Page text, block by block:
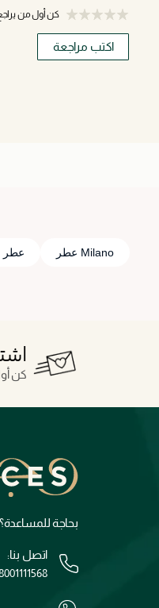
كن أول من يراجع
اكتب مراجعة
Milano عطر عطر
كن
بحاجة للمساعدة؟
اتصل بنا: